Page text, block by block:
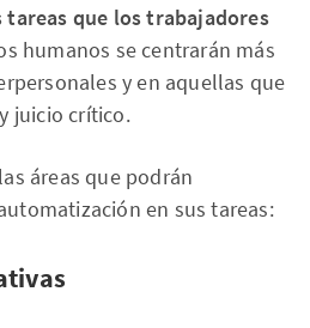
tareas que los trabajadores
humanos se centrarán más
y en aquellas que
juicio crítico.
áreas que podrán
en sus tareas: